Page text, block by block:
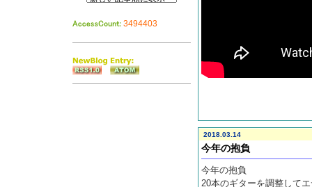
3494403
2018.03.14
今年の抱負
今年の抱負
20本のギターを調整して